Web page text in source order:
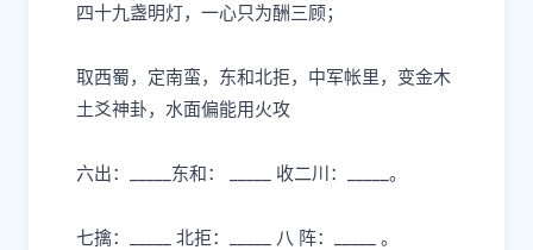
四⼗九盏明灯， ⼀⼼只为酬三顾；
取⻄蜀，定南蛮，东和北拒，中军帐⾥，变⾦⽊
⼟⽘神卦， ⽔⾯偏能⽤⽕攻
六出： _____东和： _____ 收⼆川： _____。
七擒： _____ 北拒：_____ ⼋ 阵：_____ 。